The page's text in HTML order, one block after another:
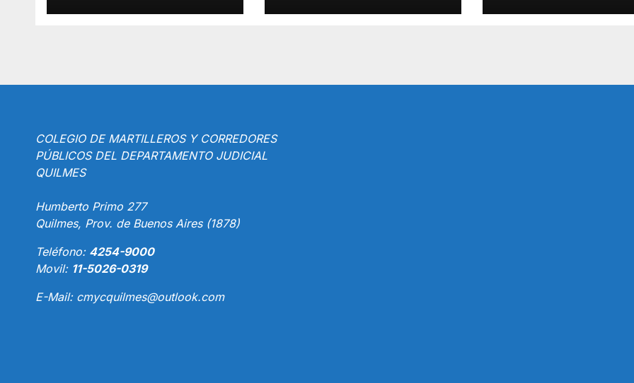
COLEGIO DE MARTILLEROS Y CORREDORES
PÚBLICOS DEL DEPARTAMENTO JUDICIAL
QUILMES
Humberto Primo 277
Quilmes, Prov. de Buenos Aires (1878)
Teléfono: 4254-9000
Movil: 11-5026-0319
E-Mail: cmycquilmes@outlook.com